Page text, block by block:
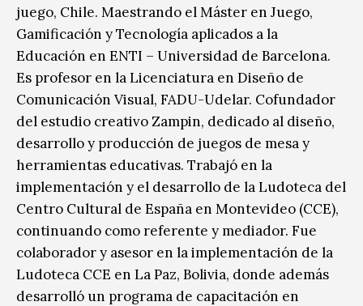
juego, Chile. Maestrando el Máster en Juego,
Gamificación y Tecnología aplicados a la
Educación en ENTI – Universidad de Barcelona.
Es profesor en la Licenciatura en Diseño de
Comunicación Visual, FADU-Udelar. Cofundador
del estudio creativo Zampin, dedicado al diseño,
desarrollo y producción de juegos de mesa y
herramientas educativas. Trabajó en la
implementación y el desarrollo de la Ludoteca del
Centro Cultural de España en Montevideo (CCE),
continuando como referente y mediador. Fue
colaborador y asesor en la implementación de la
Ludoteca CCE en La Paz, Bolivia, donde además
desarrolló un programa de capacitación en